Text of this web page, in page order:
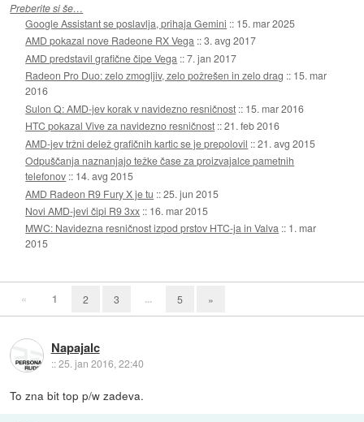
Preberite si še…
Google Assistant se poslavlja, prihaja Gemini :: 15. mar 2025
AMD pokazal nove Radeone RX Vega ::3. avg 2017
AMD predstavil grafične čipe Vega ::7. jan 2017
Radeon Pro Duo: zelo zmogljiv, zelo požrešen in zelo drag :: 15. mar
2016
Sulon Q: AMD-jev korak v navidezno resničnost :: 15. mar 2016
HTC pokazal Vive za navidezno resničnost ::21. feb 2016
AMD-jev tržni delež grafičnih kartic se je prepolovil ::21. avg 2015
Odpuščanja naznanjajo težke čase za proizvajalce pametnih
telefonov :: 14. avg 2015
AMD Radeon R9 Fury X je tu ::25. jun 2015
Novi AMD-jevi čipi R9 3xx :: 16. mar 2015
MWC: Navidezna resničnost izpod prstov HTC-ja in Valva :: 1. mar
2015
« 1 2 3 ... 5 »
Napajalc
::25. jan 2016, 22:40
To zna bit top p/w zadeva.